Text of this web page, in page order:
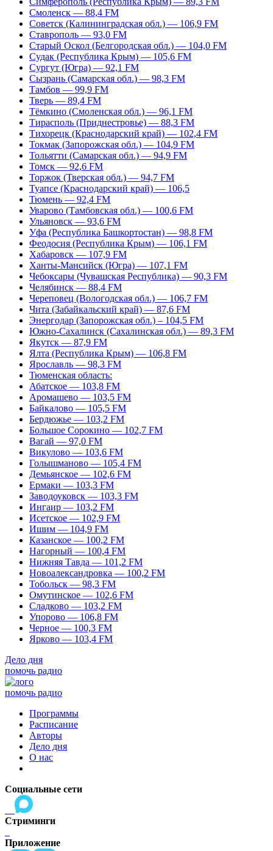
Смоленск — 88,4 FM
Советск (Калининградская обл.) — 106,9 FM
Ставрополь — 93,0 FM
Старый Оскол (Белгородская обл.) — 104,0 FM
Судак (Республика Крым) — 105,6 FM
Сургут (Югра) — 92,1 FM
Сызрань (Самарская обл.) — 98,3 FM
Тамбов — 99,9 FM
Тверь — 89,4 FM
Тёмкино (Смоленская обл.) — 96,1 FM
Тирасполь (Приднестровье) — 88,3 FM
Тихорецк (Краснодарский край) — 102,4 FM
Токмак (Запорожская обл.) — 104,9 FM
Тольятти (Самарская обл.) — 94,9 FM
Томск — 92,6 FM
Торжок (Тверская обл.) — 94,7 FM
Туапсе (Краснодарский край) — 106,5
Тюмень — 92,4 FM
Уварово (Тамбовская обл.) — 100,6 FM
Ульяновск — 93,6 FM
Уфа (Республика Башкортостан) — 98,8 FM
Феодосия (Республика Крым) — 106,1 FM
Хабаровск — 107,9 FM
Ханты-Мансийск (Югра) — 107,1 FM
Чебоксары (Чувашская Республика) — 90,3 FM
Челябинск — 88,4 FM
Череповец (Вологодская обл.) — 106,7 FM
Чита (Забайкальский край) — 87,6 FM
Энергодар (Запорожская обл.) – 104,5 FM
Южно-Сахалинск (Сахалинская обл.) — 89,3 FM
Якутск — 87,9 FM
Ялта (Республика Крым) — 106,8 FM
Ярославль — 98,3 FM
Тюменская область:
Абатское — 103,8 FM
Аромашево — 103,5 FM
Байкалово — 105,5 FM
Бердюжье — 103,2 FM
Большое Сорокино — 102,7 FM
Вагай — 97,0 FM
Викулово — 103,6 FM
Голышманово — 105,4 FM
Демьянское — 102,6 FM
Ермаки — 103,3 FM
Заводоуковск — 103,3 FM
Ингаир — 103,2 FM
Исетское — 102,9 FM
Ишим — 104,9 FM
Казанское — 100,2 FM
Нагорный — 100,4 FM
Нижняя Тавда — 101,2 FM
Новоалександровка — 100,2 FM
Тобольск — 98,3 FM
Омутинское — 102,6 FM
Сладково — 103,2 FM
Упорово — 106,8 FM
Черное — 100,3 FM
Ярково — 103,4 FM
Дело дня
помочь радио
помочь радио
Программы
Расписание
Авторы
Дело дня
О нас
Социальные сети
Стриминги
Приложение